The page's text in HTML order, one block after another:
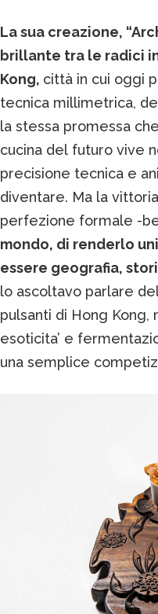
La sua creazione,
brillante tra le radici
Kong, città in cui oggi
tecnica millimetrica,
la stessa promessa
cucina del futuro vive
precisione tecnica e
diventare. Ma la
perfezione formale -
mondo, di renderlo
essere geografia,
lo ascoltavo parlare
pulsanti di Hong
esoticita’ e
una semplice